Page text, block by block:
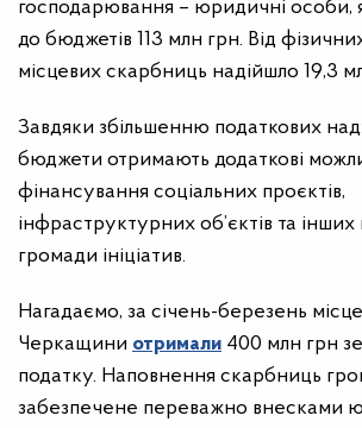
господарювання – юридичні особи,
до бюджетів 113 млн грн. Від
місцевих скарбниць надійшло 19,3
Завдяки збільшенню податкових
бюджети отримають додаткові
фінансування соціальних проєктів,
інфраструктурних об’єктів та
громади ініціатив.
Нагадаємо, за січень-березень
Черкащини отримали 400 млн грн
податку. Наповнення скарбниць
забезпечене переважно внесками